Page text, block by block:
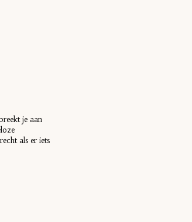
je aan
als er iets